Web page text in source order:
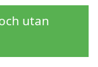
utan